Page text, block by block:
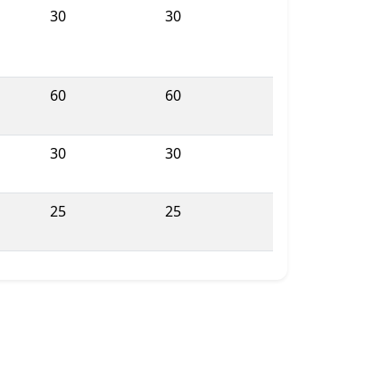
30 30
60 60
30 30
25 25